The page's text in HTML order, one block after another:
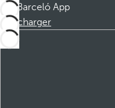
Barceló App
Télécharger